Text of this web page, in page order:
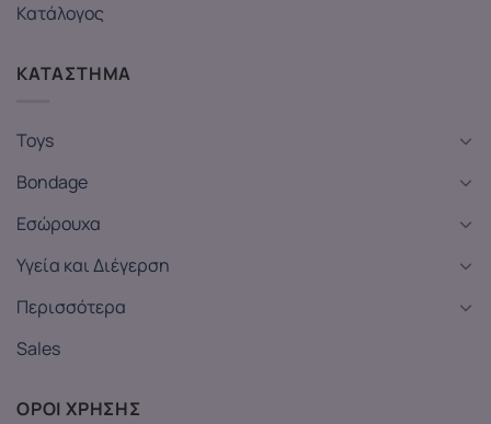
Κατάλογος
ΚΑΤΑΣΤΗΜΑ
Toys
Bondage
Εσώρουχα
Υγεία και Διέγερση
Περισσότερα
Sales
ΟΡΟΙ ΧΡΗΣΗΣ